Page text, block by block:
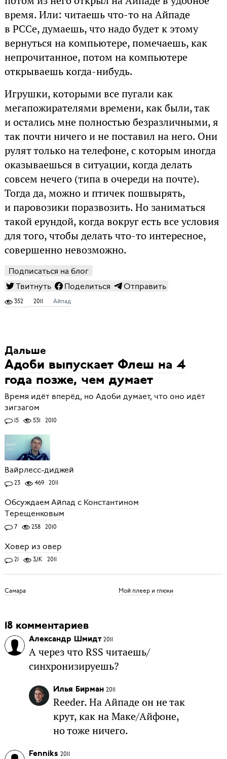
время. Или: читаешь что-то на Айпаде
в РССе, думаешь, что надо будет к этому
вернуться на компьютере, помечаешь, как
непрочитанное, потом на компьютере
открываешь когда-нибудь.
Игрушки, которыми все пугали как
мегапожирателями времени, как были, так
и остались мне полностью безразличными, я
так почти ничего и не поставил на него. Они
рулят только на телефоне, с которым иногда
оказываешься в ситуации, когда делать
совсем нечего (типа в очереди на почте).
Тогда да, можно и птичек пошвырять,
и паровозики поразвозить. Но заниматься
такой ерундой, когда вокруг есть все условия
для того, чтобы делать что-то интересное,
совершенно невозможно.
Подписаться на блог
Твитнуть
Поделиться Отправить
352 2011 Айпад
Дальше
Адоби выпускает Флеш на 4
года позже, чем думает
Время идёт вперёд, но Адоби думает, что оно идёт
зигзагом
15 531 2010
Вайрлесс-диджей
23 469 2011
Обсуждаем Айпад с Константином
Терещенковым
7 258 2010
Ховер из овер
21 3,1K 2011
Самара Мой плеер и глюки
18 комментариев
Александр Шмидт 2011
А через что RSS читаешь/
синхронизируешь?
Илья Бирман 2011
Reeder. На Айпаде он не так
крут, как на Маке/Айфоне,
но тоже ничего.
Fenniks 2011